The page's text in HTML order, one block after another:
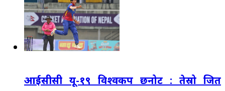
आईसीसी यू-१९ विश्वकप छनोट : तेस्रो जित